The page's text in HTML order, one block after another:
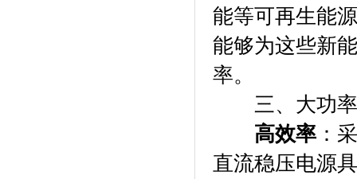
能等可再生能
能够为这些新
率。
三、大功率
高效率 ：
直流稳压电源